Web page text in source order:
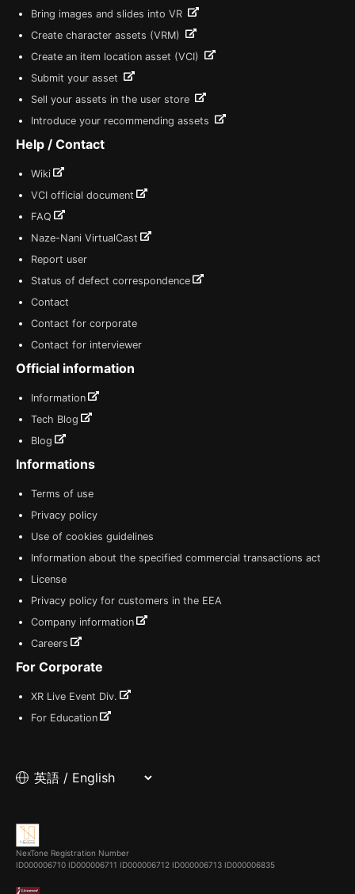
Bring images and slides into VR
Create character assets (VRM)
Create an item location asset (VCI)
Submit your asset
Sell your assets in the user store
Introduce your recommending assets
Help / Contact
Wiki
VCI official document
FAQ
Naze-Nani VirtualCast
Report user
Status of defect correspondence
Contact
Contact for corporate
Contact for interviewer
Official information
Information
Tech Blog
Blog
Informations
Terms of use
Privacy policy
Use of cookies guidelines
Information about the specified commercial transactions act
License
Privacy policy for customers in the EEA
Company information
Careers
For Corporate
XR Live Event Div.
For Education
NexTone Registration Number
ID000006710 ID000006711 ID000006712 ID000006713 ID000006835